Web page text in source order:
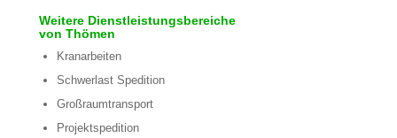
Weitere Dienstleistungsbereiche
von Thömen
Kranarbeiten
Schwerlast Spedition
Großraumtransport
Projektspedition